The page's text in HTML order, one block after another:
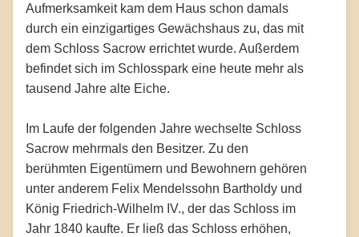
Aufmerksamkeit kam dem Haus schon damals
durch ein einzigartiges Gewächshaus zu, das mit
dem Schloss Sacrow errichtet wurde. Außerdem
befindet sich im Schlosspark eine heute mehr als
tausend Jahre alte Eiche.
Im Laufe der folgenden Jahre wechselte Schloss
Sacrow mehrmals den Besitzer. Zu den
berühmten Eigentümern und Bewohnern gehören
unter anderem Felix Mendelssohn Bartholdy und
König Friedrich-Wilhelm IV., der das Schloss im
Jahr 1840 kaufte. Er ließ das Schloss erhöhen,